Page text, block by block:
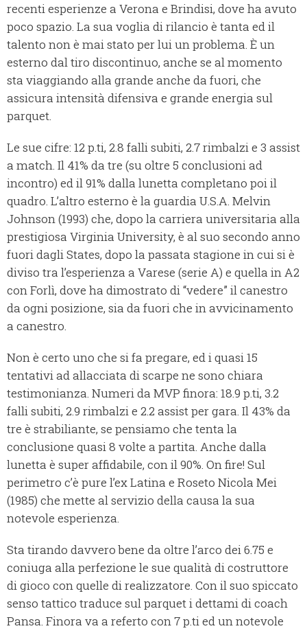
recenti esperienze a Verona e Brindisi, dove ha avuto
poco spazio. La sua voglia di rilancio è tanta ed il
talento non è mai stato per lui un problema. È un
esterno dal tiro discontinuo, anche se al momento
sta viaggiando alla grande anche da fuori, che
assicura intensità difensiva e grande energia sul
parquet.
Le sue cifre: 12 p.ti, 2.8 falli subiti, 2.7 rimbalzi e 3 assist
a match. Il 41% da tre (su oltre 5 conclusioni ad
incontro) ed il 91% dalla lunetta completano poi il
quadro. L’altro esterno è la guardia U.S.A. Melvin
Johnson (1993) che, dopo la carriera universitaria alla
prestigiosa Virginia University, è al suo secondo anno
fuori dagli States, dopo la passata stagione in cui si è
diviso tra l’esperienza a Varese (serie A) e quella in A2
con Forlì, dove ha dimostrato di “vedere” il canestro
da ogni posizione, sia da fuori che in avvicinamento
a canestro.
Non è certo uno che si fa pregare, ed i quasi 15
tentativi ad allacciata di scarpe ne sono chiara
testimonianza. Numeri da MVP finora: 18.9 p.ti, 3.2
falli subiti, 2.9 rimbalzi e 2.2 assist per gara. Il 43% da
tre è strabiliante, se pensiamo che tenta la
conclusione quasi 8 volte a partita. Anche dalla
lunetta è super affidabile, con il 90%. On fire! Sul
perimetro c’è pure l’ex Latina e Roseto Nicola Mei
(1985) che mette al servizio della causa la sua
notevole esperienza.
Sta tirando davvero bene da oltre l’arco dei 6.75 e
coniuga alla perfezione le sue qualità di costruttore
di gioco con quelle di realizzatore. Con il suo spiccato
senso tattico traduce sul parquet i dettami di coach
Pansa. Finora va a referto con 7 p.ti ed un notevole